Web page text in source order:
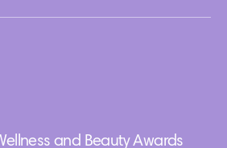
and Beauty Awards